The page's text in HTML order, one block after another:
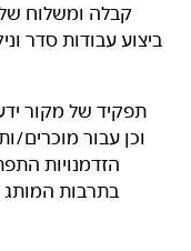
קבלה ומשלוח
ביצוע עבודות סדר
תפקיד של מקור
וכן עבור מוכרים/
הזדמנויות